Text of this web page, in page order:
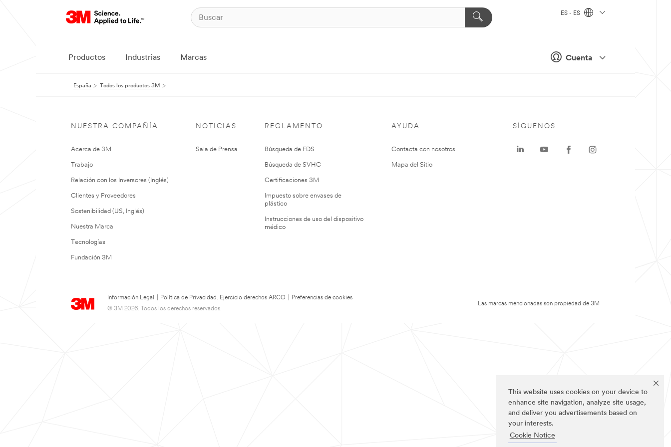
This website uses cookies on your device to
enhance site navigation, analyze site usage,
and deliver you advertisements based on
your interests.
Cookie Notice
Cuenta
ES - ES
Productos Industrias Marcas
España Todos los productos 3M
NUESTRA COMPAÑÍA
Acerca de 3M
Trabajo
Relación con los Inversores (Inglés)
Clientes y Proveedores
Sostenibilidad (US, Inglés)
Nuestra Marca
Tecnologías
Fundación 3M
NOTICIAS
Sala de Prensa
REGLAMENTO
Búsqueda de FDS
Búsqueda de SVHC
Certificaciones 3M
Impuesto sobre envases de
plástico
Instrucciones de uso del dispositivo
médico
AYUDA
Contacta con nosotros
Mapa del Sitio
Información Legal Política de Privacidad. Ejercicio derechos ARCO
Preferencias de cookies
© 3M 2026. Todos los derechos reservados.
SÍGUENOS
Las marcas mencionadas son propiedad de 3M